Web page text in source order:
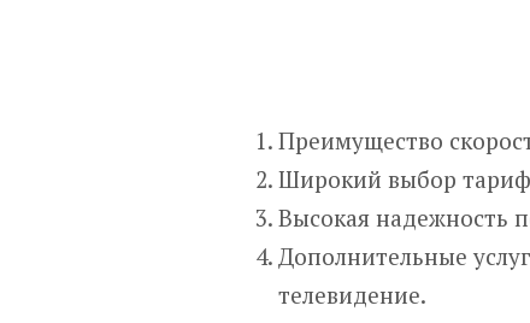
Преимущество
Широкий выбор
Высокая надежность
Дополнительные
телевидение.